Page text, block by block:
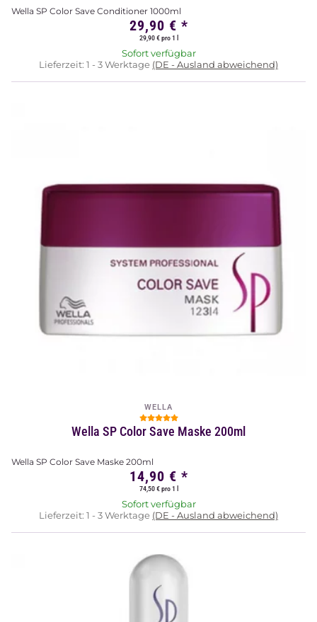
Wella SP Color Save Conditioner 1000ml
29,90 € *
29,90 € pro 1 l
Sofort verfügbar
Lieferzeit: 1 - 3 Werktage (DE - Ausland abweichend)
WELLA
Wella SP Color Save Maske 200ml
Wella SP Color Save Maske 200ml
14,90 € *
74,50 € pro 1 l
Sofort verfügbar
Lieferzeit: 1 - 3 Werktage (DE - Ausland abweichend)